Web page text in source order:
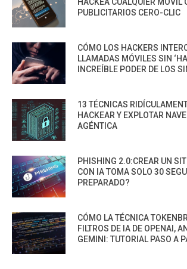
HACKEA CUALQUIER MÓVIL
PUBLICITARIOS CERO-CLIC
CÓMO LOS HACKERS
LLAMADAS MÓVILES SIN
INCREÍBLE PODER DE LOS
13 TÉCNICAS
HACKEAR Y EXPLOTAR
AGÉNTICA
PHISHING 2.0:CREAR UN
CON IA TOMA SOLO 30
PREPARADO?
CÓMO LA TÉCNICA
FILTROS DE IA DE OPENAI,
GEMINI: TUTORIAL PASO A